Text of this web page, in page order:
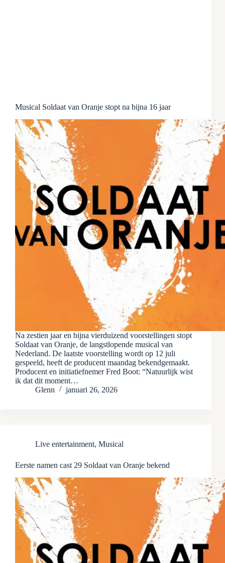
Musical Soldaat van Oranje stopt na bijna 16 jaar
Na zestien jaar en bijna vierduizend voorstellingen stopt
Soldaat van Oranje, de langstlopende musical van
Nederland. De laatste voorstelling wordt op 12 juli
gespeeld, heeft de producent maandag bekendgemaakt.
Producent en initiatiefnemer Fred Boot: “Natuurlijk wist
ik dat dit moment…
Glenn
januari 26, 2026
Live entertainment, Musical
Eerste namen cast 29 Soldaat van Oranje bekend